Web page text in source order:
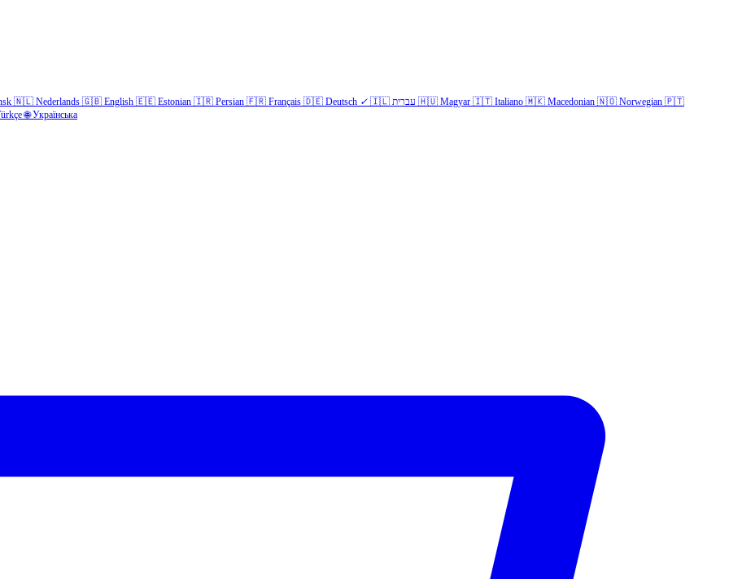
🇳🇱 Nederlands 🇬🇧 English 🇪🇪 Estonian 🇮🇷 Persian 🇫🇷 Français 🇩🇪 Deutsch ✓ 🇮🇱 עברית 🇭🇺 Magyar 🇮🇹 Italiano 🇲🇰 Macedonian 🇳🇴 Norwegian 🇵🇹
🌐 Українська